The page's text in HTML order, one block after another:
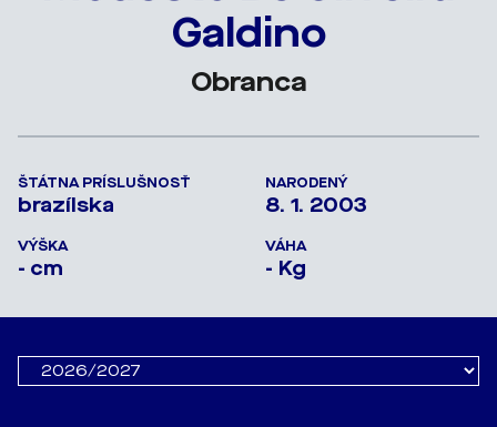
Galdino
Obranca
ŠTÁTNA PRÍSLUŠNOSŤ
brazílska
NARODENÝ
8. 1. 2003
VÝŠKA
- cm
VÁHA
- Kg